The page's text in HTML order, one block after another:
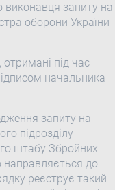
виконавця запиту на
оборони України
під час
начальника
запиту на
підрозділу
штабу Збройних
направляється до
реєструє такий